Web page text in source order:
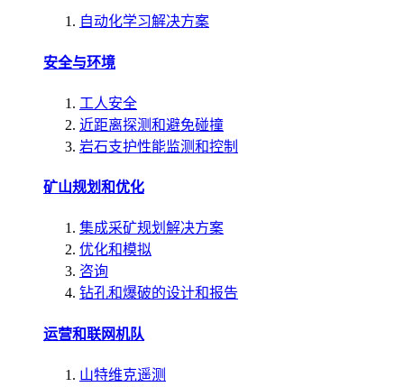
自动化学习解决方案
安全与环境
工人安全
近距离探测和避免碰撞
岩石支护性能监测和控制
矿山规划和优化
集成采矿规划解决方案
优化和模拟
咨询
钻孔和爆破的设计和报告
运营和联网机队
山特维克遥测